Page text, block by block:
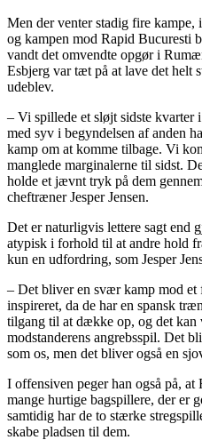
Men der venter stadig fire kampe,
og kampen mod Rapid Bucuresti
vandt det omvendte opgør i
Esbjerg var tæt på at lave det helt
udeblev.
– Vi spillede et sløjt sidste kvarter
med syv i begyndelsen af anden
kamp om at komme tilbage. Vi
manglede marginalerne til sidst.
holde et jævnt tryk på dem
cheftræner Jesper Jensen.
Det er naturligvis lettere sagt end
atypisk i forhold til at andre hold
kun en udfordring, som Jesper
– Det bliver en svær kamp mod et
inspireret, da de har en spansk
tilgang til at dække op, og det kan
modstanderens angrebsspil. Det
som os, men det bliver også en
I offensiven peger han også på,
mange hurtige bagspillere, der er
samtidig har de to stærke
skabe pladsen til dem.